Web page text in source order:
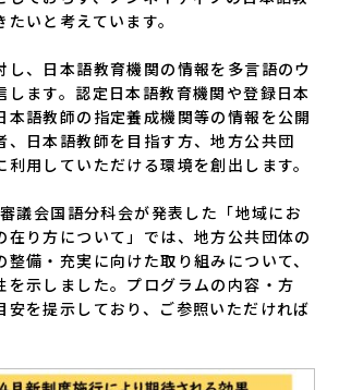
いと考えています。
、日本語教育機関の情報を多言語のウ
します。認定日本語教育機関や登録日本
本語教師の指定養成機関等の情報を公開
、日本語教師を目指す方、地方公共団
用していただける環境を創出します。
議会国語分科会が発表した「地域にお
在り方について」では、地方公共団体の
整備・充実に向けた取り組みについて、
を示しました。プログラムの内容・方
安を提示しており、ご参照いただければ